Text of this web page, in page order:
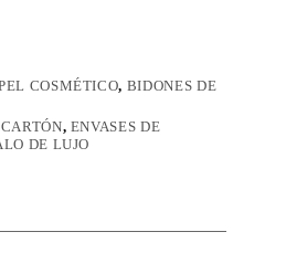
COSMÉTICO, BIDONES DE
, ENVASES DE
DE LUJO